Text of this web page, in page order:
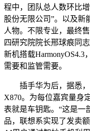
程中，团队总人数环比
股份无限公司”。以及新
人物。不限专业，最终
四研究院院长邢球痕同
新机搭载
需要和监管需要。
插手华为后，据悉，
X870。为每位嘉宾量身
表就是车钥匙。“这是一
品，联想系实现了发卖